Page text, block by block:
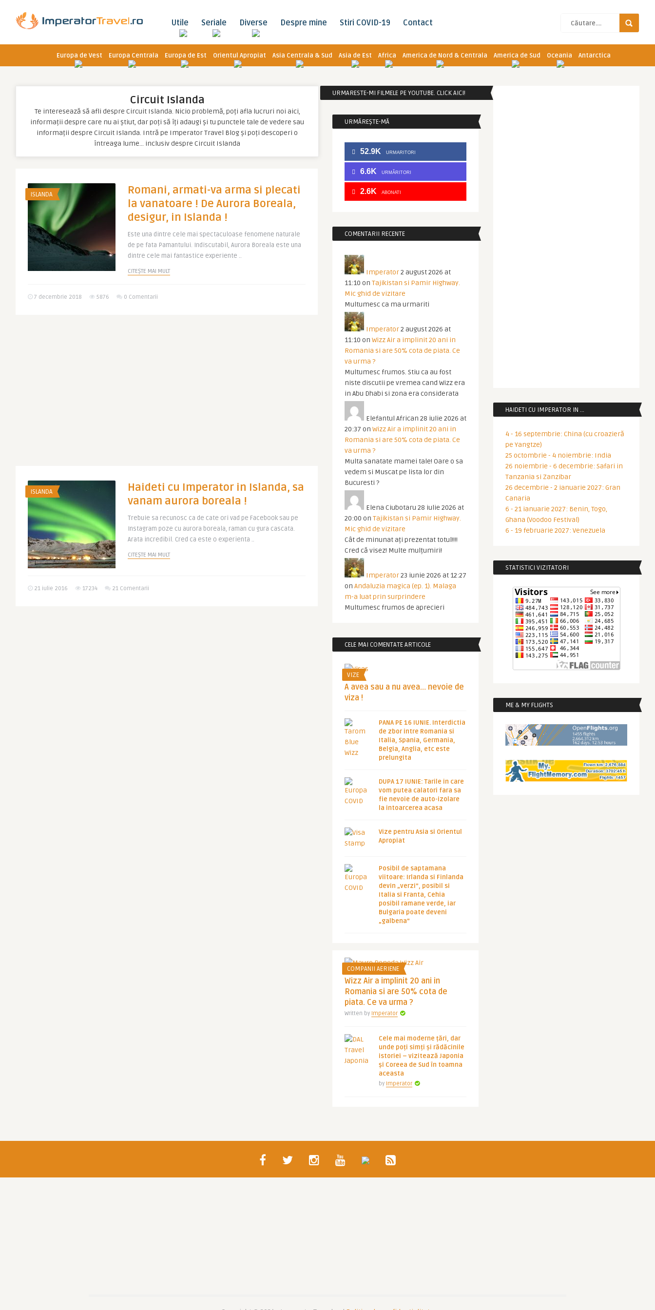
Utile Seriale Diverse Despre mine Stiri COVID-19 Contact
Europa de Vest Europa Centrala Europa de Est Orientul Apropiat Asia Centrala & Sud Asia de Est Africa America de Nord & Centrala America de Sud Oceania Antarctica
Circuit Islanda
Te interesează să afli despre Circuit Islanda. Nicio problemă, poți afla lucruri noi aici,
informații despre care nu ai știut, dar poți să îți adaugi și tu punctele tale de vedere sau
informații despre Circuit Islanda. Intră pe Imperator Travel Blog și poți descoperi o
întreaga lume… inclusiv despre Circuit Islanda
ISLANDA
Romani, armati-va arma si plecati
la vanatoare ! De Aurora Boreala,
desigur, in Islanda !
Este una dintre cele mai spectaculoase fenomene naturale
de pe fata Pamantului. Indiscutabil, Aurora Boreala este una
dintre cele mai fantastice experiente ..
CITEȘTE MAI MULT
7 decembrie 2018 5876 0 Comentarii
ISLANDA
Haideti cu Imperator in Islanda, sa
vanam aurora boreala !
Trebuie sa recunosc ca de cate ori vad pe Facebook sau pe
Instagram poze cu aurora boreala, raman cu gura cascata.
Arata incredibil. Cred ca este o experienta ..
CITEȘTE MAI MULT
21 iulie 2016 17234 21 Comentarii
URMARESTE-MI FILMELE PE YOUTUBE. CLICK AICI!
URMĂREȘTE-MĂ
52.9K URMARITORI
6.6K URMĂRITORI
2.6K ABONATI
COMENTARII RECENTE
Imperator2 august 2026 at
11:10 on Tajikistan si Pamir Highway.
Mic ghid de vizitare
Multumesc ca ma urmariti
Imperator2 august 2026 at
11:10 on Wizz Air a implinit 20 ani in
Romania si are 50% cota de piata. Ce
va urma ?
Multumesc frumos. Stiu ca au fost
niste discutii pe vremea cand Wizz era
in Abu Dhabi si zona era considerata
Elefantul African 28 iulie 2026 at
20:37 on Wizz Air a implinit 20 ani in
Romania si are 50% cota de piata. Ce
va urma ?
Multa sanatate mamei tale! Oare o sa
vedem si Muscat pe lista lor din
Bucuresti ?
Elena Ciubotaru 28 iulie 2026 at
20:00 on Tajikistan si Pamir Highway.
Mic ghid de vizitare
Cât de minunat ați prezentat totul!!!!
Cred că visez! Multe mulțumiri!
Imperator23 iunie 2026 at 12:27
on Andaluzia magica (ep. 1). Malaga
m-a luat prin surprindere
Multumesc frumos de aprecieri
CELE MAI COMENTATE ARTICOLE
VIZE
A avea sau a nu avea… nevoie de
viza !
PANA PE 16 IUNIE. Interdictia
de zbor intre Romania si
Italia, Spania, Germania,
Belgia, Anglia, etc este
prelungita
DUPA 17 IUNIE: Tarile in care
vom putea calatori fara sa
fie nevoie de auto-izolare
la intoarcerea acasa
Vize pentru Asia si Orientul
Apropiat
Posibil de saptamana
viitoare: Irlanda si Finlanda
devin „verzi”, posibil si
Italia si Franta, Cehia
posibil ramane verde, iar
Bulgaria poate deveni
„galbena”
COMPANII AERIENE
Wizz Air a implinit 20 ani in
Romania si are 50% cota de
piata. Ce va urma ?
Written by Imperator
Cele mai moderne țări, dar
unde poți simți și rădăcinile
istoriei – vizitează Japonia
și Coreea de Sud în toamna
aceasta
by Imperator
HAIDETI CU IMPERATOR IN …
4 - 16 septembrie: China (cu croazieră
pe Yangtze)
25 octombrie - 4 noiembrie: India
26 noiembrie - 6 decembrie: Safari in
Tanzania si Zanzibar
26 decembrie - 2 ianuarie 2027: Gran
Canaria
6 - 21 ianuarie 2027: Benin, Togo,
Ghana (Voodoo Festival)
6 - 19 februarie 2027: Venezuela
STATISTICI VIZITATORI
ME & MY FLIGHTS